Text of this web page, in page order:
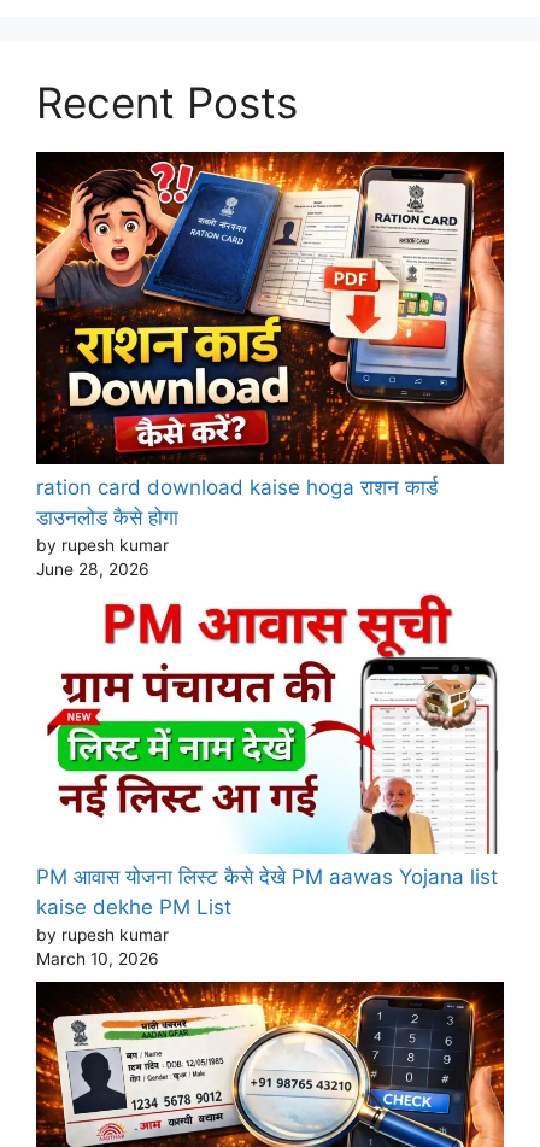
Recent Posts
ration card download kaise hoga राशन कार्ड
डाउनलोड कैसे होगा
by rupesh kumar
June 28, 2026
PM आवास योजना लिस्ट कैसे देखे PM aawas Yojana list
kaise dekhe PM List
by rupesh kumar
March 10, 2026